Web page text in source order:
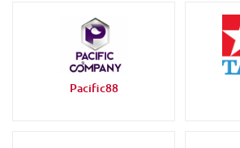
Pacific88